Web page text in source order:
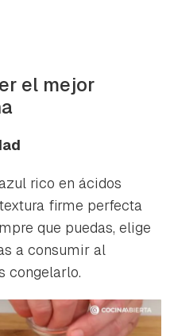
el mejor
rico en ácidos
firme perfecta
que puedas, elige
a consumir al
congelarlo.